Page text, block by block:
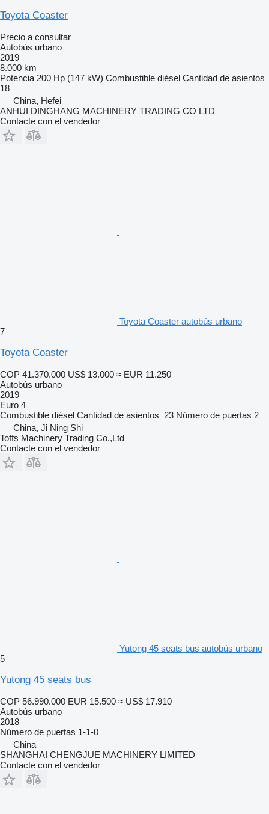
Toyota Coaster
Precio a consultar
Autobús urbano
2019
8.000 km
Potencia 200 Hp (147 kW) Combustible diésel Cantidad de asientos
18
China, Hefei
ANHUI DINGHANG MACHINERY TRADING CO LTD
Contacte con el vendedor
Toyota Coaster autobús urbano
7
Toyota Coaster
COP 41.370.000 US$ 13.000 ≈ EUR 11.250
Autobús urbano
2019
Euro 4
Combustible diésel Cantidad de asientos 23 Número de puertas 2
China, Ji Ning Shi
Toffs Machinery Trading Co.,Ltd
Contacte con el vendedor
Yutong 45 seats bus autobús urbano
5
Yutong 45 seats bus
COP 56.990.000 EUR 15.500 ≈ US$ 17.910
Autobús urbano
2018
Número de puertas 1-1-0
China
SHANGHAI CHENGJUE MACHINERY LIMITED
Contacte con el vendedor